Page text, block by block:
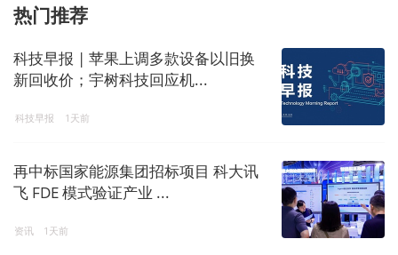
热门推荐
科技早报 | 苹果上调多款设备以旧换
新回收价；宇树科技回应机...
科技早报 1天前
再中标国家能源集团招标项目 科大讯
飞 FDE 模式验证产业 ...
资讯 1天前